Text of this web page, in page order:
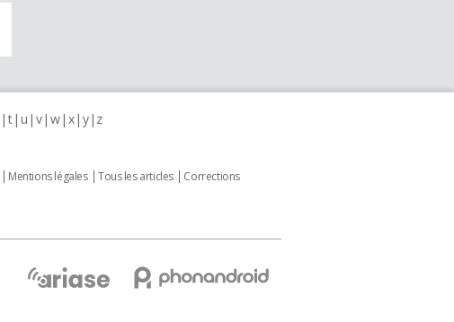
t u v w x y z
Mentions légales Tous les articles
Corrections